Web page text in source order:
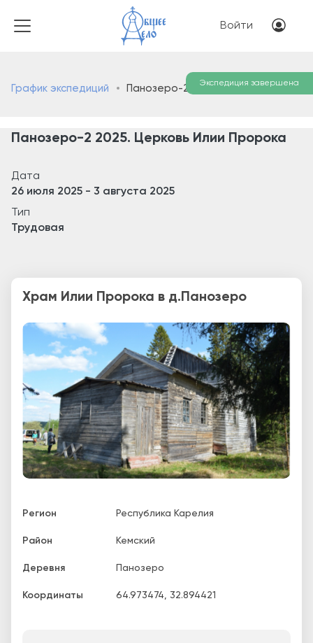
Меню
Войти
График экспедиций Панозеро-2 2025. Церковь Илии Пророка
Панозеро-2 2025. Церковь Илии Пророка
Экспедиция завершена
Дата
26 июля 2025 - 3 августа 2025
Тип
Трудовая
Храм Илии Пророка в д.Панозеро
Регион Республика Карелия
Район Кемский
Деревня Панозеро
Координаты 64.973474, 32.894421